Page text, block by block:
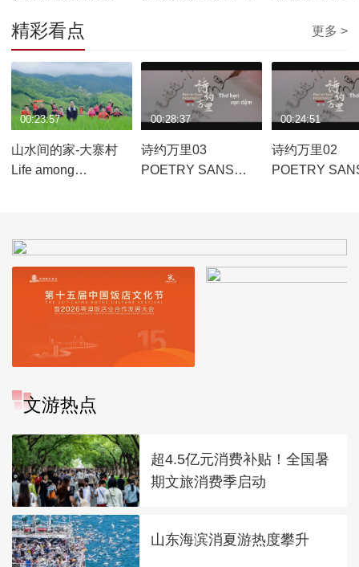
精彩看点 更多 >
山水间的家-大寨村
Life among
00:23:57
诗约万里03
POETRY SANS
00:28:37
诗约万里02
POETRY
00:24:51
文游热点
超4.5亿元消费补贴！全国暑
期文旅消费季启动
山东海滨消夏游热度攀升